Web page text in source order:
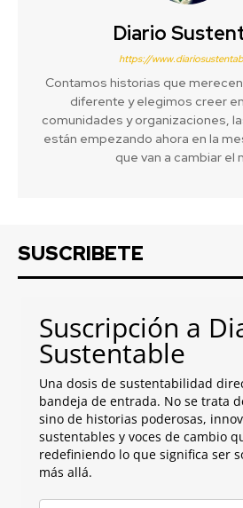
Diario
https://
Contamos historias que
diferente y elegimos creer
comunidades y organizaciones,
están empezando ahora en la
que van a cambiar el
SUSCRIBETE
Suscripción a
Sustentable
Una dosis de sustentabilidad
bandeja de entrada. No se trata
sino de historias poderosas,
sustentables y voces de cambio
redefiniendo lo que significa ser
más allá.